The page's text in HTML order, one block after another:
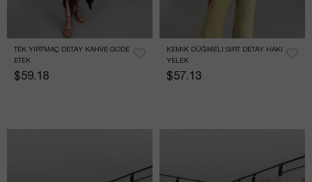
TEK YIRTMAÇ DETAY KAHVE GODE
ETEK
$59.18
KEMIK DÜĞMELI SIRT DETAY HAKI
YELEK
$57.13